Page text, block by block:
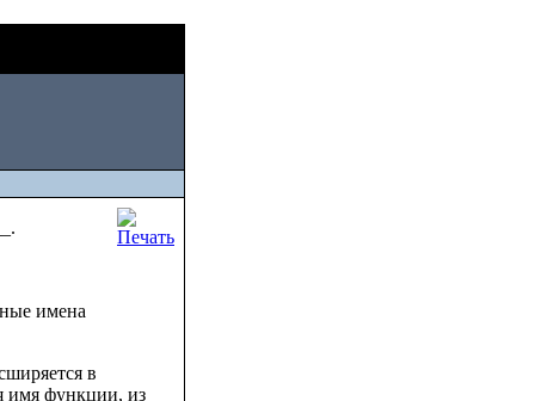
имена
в
имя функции, из